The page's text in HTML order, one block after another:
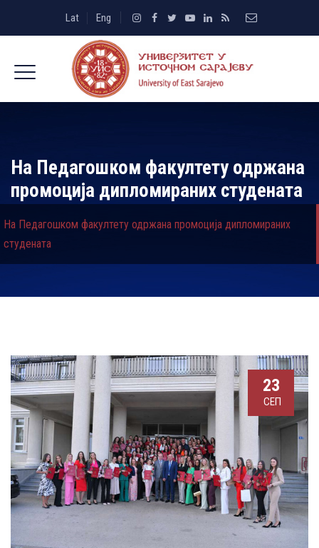
Lat Eng
На Педагошком факултету одржана
промоција дипломираних студената
На Педагошком факултету одржана промоција дипломираних
студената
23
СЕП